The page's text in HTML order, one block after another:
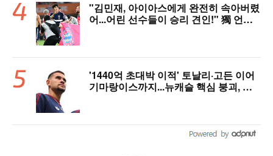
"김민재, 아이아스에게 완전히 속아버렸
어...어린 선수들이 승리 견인!" 獨 언론,
'1440억 초대박 이적' 토날리·고든 이어
기마랑이스까지...뉴캐슬 핵심 붕괴, 아